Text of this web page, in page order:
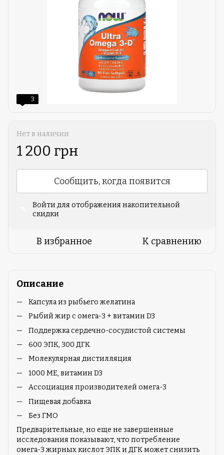
3
Нет в наличии
1 200 грн
Сообщить, когда появится
Войти для отображения накопительной
скидки
В избранное К сравнению
Описание
Капсула из рыбьего желатина
Рыбий жир с омега-3 + витамин D3
Поддержка сердечно-сосудистой системы
600 ЭПК, 300 ДГК
Молекулярная дистилляция
1000 МЕ, витамин D3
Ассоциация производителей омега-3
Пищевая добавка
Без ГМО
Предварительные, но еще не завершенные
исследования показывают, что потребление
омега-3 жирных кислот ЭПК и ДГК может снизить